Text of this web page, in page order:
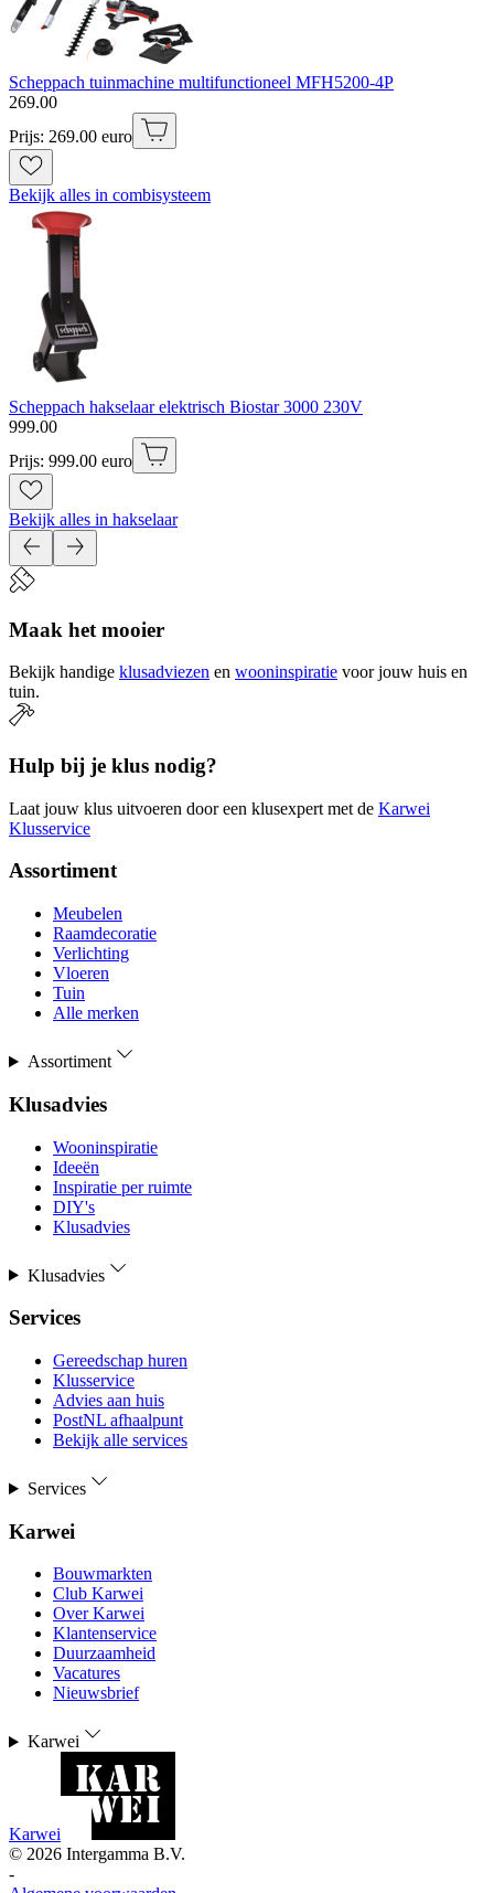
Scheppach tuinmachine multifunctioneel MFH5200-4P
269.00
Prijs: 269.00 euro
Bekijk alles in combisysteem
Scheppach hakselaar elektrisch Biostar 3000 230V
999.00
Prijs: 999.00 euro
Bekijk alles in hakselaar
Maak het mooier
Bekijk handige klusadviezen en wooninspiratie voor jouw huis en
tuin.
Hulp bij je klus nodig?
Laat jouw klus uitvoeren door een klusexpert met de Karwei
Klusservice
Assortiment
Meubelen
Raamdecoratie
Verlichting
Vloeren
Tuin
Alle merken
Assortiment
Klusadvies
Wooninspiratie
Ideeën
Inspiratie per ruimte
DIY's
Klusadvies
Klusadvies
Services
Gereedschap huren
Klusservice
Advies aan huis
PostNL afhaalpunt
Bekijk alle services
Services
Karwei
Bouwmarkten
Club Karwei
Over Karwei
Klantenservice
Duurzaamheid
Vacatures
Nieuwsbrief
Karwei
Karwei
© 2026 Intergamma B.V.
-